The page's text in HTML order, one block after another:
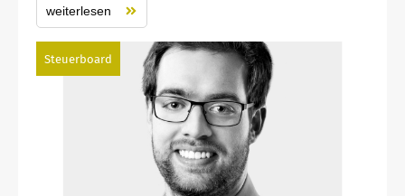
weiterlesen
Steuerboard